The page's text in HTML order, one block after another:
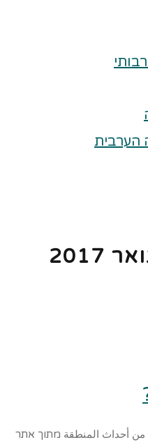
הערבית
من أحداث المنطقة מתוך אתר